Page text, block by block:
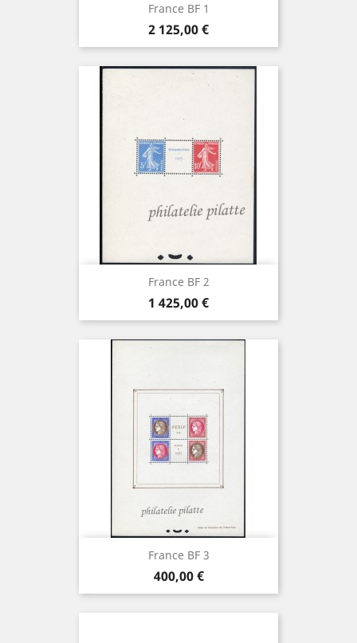
France BF 1
Prix
2 125,00 €
France BF 2
Prix
1 425,00 €
France BF 3
Prix
400,00 €